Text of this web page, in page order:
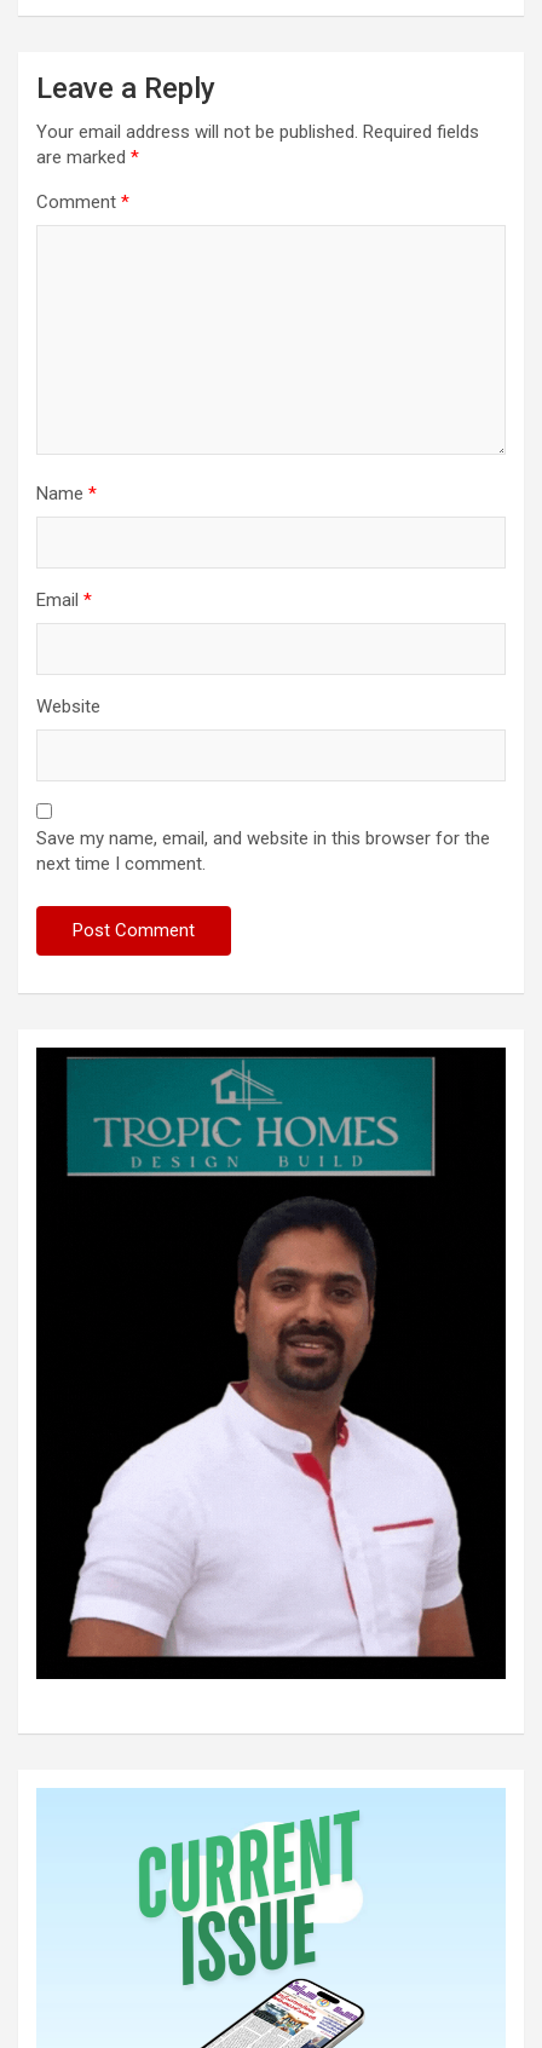
Leave a Reply
Your email address will not be published. Required fields
are marked *
Comment *
Name *
Email *
Website
Save my name, email, and website in this browser for the
next time I comment.